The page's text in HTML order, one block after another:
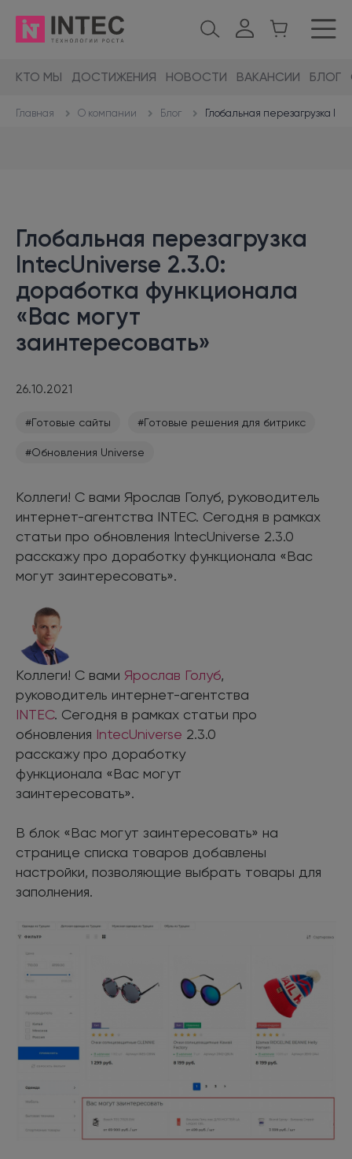
КТО МЫ ДОСТИЖЕНИЯ НОВОСТИ ВАКАНСИИ БЛОГ
Главная О компании Блог Глобальная перезагрузка
Глобальная перезагрузка
IntecUniverse 2.3.0:
доработка функционала
«Вас могут
заинтересовать»
26.10.2021
#Готовые сайты #Готовые решения для битрикс
#Обновления Universe
Коллеги! С вами Ярослав Голуб, руководитель
интернет-агентства INTEC. Сегодня в рамках
статьи про обновления IntecUniverse 2.3.0
расскажу про доработку функционала «Вас
могут заинтересовать».
Коллеги! С вами Ярослав Голуб,
руководитель интернет-агентства
INTEC. Сегодня в рамках статьи про
обновления IntecUniverse 2.3.0
расскажу про доработку
функционала «Вас могут
заинтересовать».
В блок «Вас могут заинтересовать» на
странице списка товаров добавлены
настройки, позволяющие выбрать товары для
заполнения.